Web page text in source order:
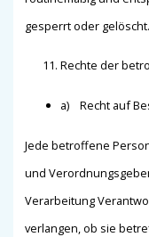
gesperrt oder gelöscht.
Rechte der
a) Recht auf
Jede betroffene
und
Verarbeitung
verlangen, ob sie